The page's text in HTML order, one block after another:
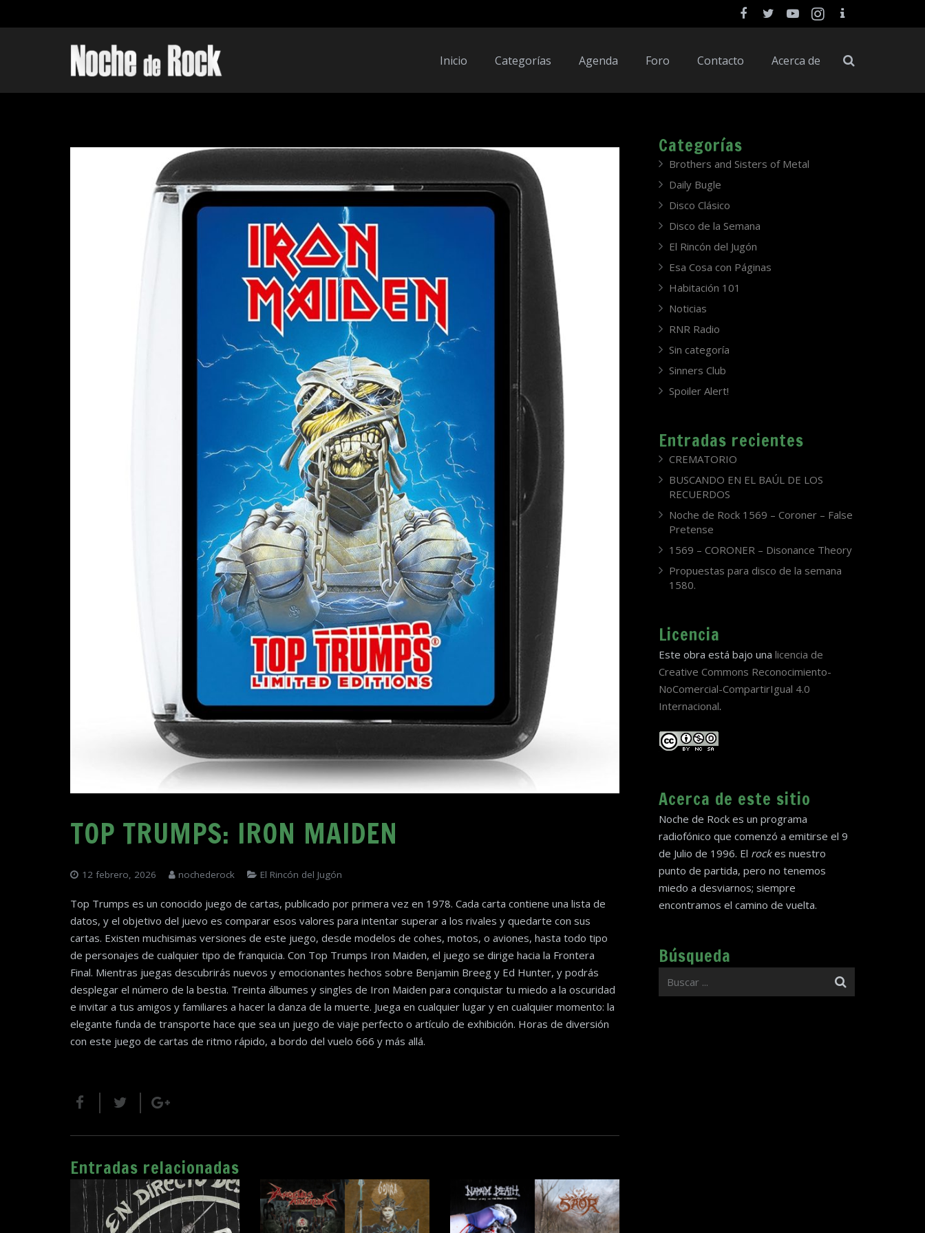
Inicio Categorías Agenda Foro Contacto Acerca de
TOP TRUMPS: IRON MAIDEN
12 febrero, 2026 nochederock El Rincón del Jugón
Top Trumps es un conocido juego de cartas, publicado por primera vez en 1978. Cada carta contiene una lista de
datos, y el objetivo del juevo es comparar esos valores para intentar superar a los rivales y quedarte con sus
cartas. Existen muchisimas versiones de este juego, desde modelos de cohes, motos, o aviones, hasta todo tipo
de personajes de cualquier tipo de franquicia. Con Top Trumps Iron Maiden, el juego se dirige hacia la Frontera
Final. Mientras juegas descubrirás nuevos y emocionantes hechos sobre Benjamin Breeg y Ed Hunter, y podrás
desplegar el número de la bestia. Treinta álbumes y singles de Iron Maiden para conquistar tu miedo a la oscuridad
e invitar a tus amigos y familiares a hacer la danza de la muerte. Juega en cualquier lugar y en cualquier momento: la
elegante funda de transporte hace que sea un juego de viaje perfecto o artículo de exhibición. Horas de diversión
con este juego de cartas de ritmo rápido, a bordo del vuelo 666 y más allá.
Entradas relacionadas
Categorías
Brothers and Sisters of Metal
Daily Bugle
Disco Clásico
Disco de la Semana
El Rincón del Jugón
Esa Cosa con Páginas
Habitación 101
Noticias
RNR Radio
Sin categoría
Sinners Club
Spoiler Alert!
Entradas recientes
CREMATORIO
BUSCANDO EN EL BAÚL DE LOS
RECUERDOS
Noche de Rock 1569 – Coroner – False
Pretense
1569 – CORONER – Disonance Theory
Propuestas para disco de la semana
1580.
Licencia
Este obra está bajo una licencia de
Creative Commons Reconocimiento-
NoComercial-CompartirIgual 4.0
Internacional.
Acerca de este sitio
Noche de Rock es un programa
radiofónico que comenzó a emitirse el 9
de Julio de 1996. El rockes nuestro
punto de partida, pero no tenemos
miedo a desviarnos; siempre
encontramos el camino de vuelta.
Búsqueda